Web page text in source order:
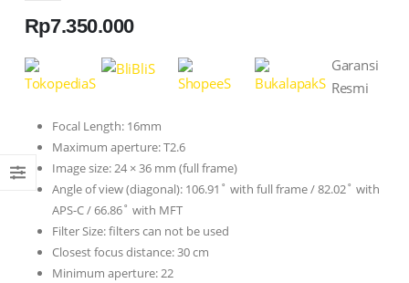
Rp7.350.000
Garansi
Resmi
Focal Length: 16mm
Maximum aperture: T2.6
Image size: 24 × 36 mm (full frame)
Angle of view (diagonal): 106.91˚ with full frame / 82.02˚ with
APS-C / 66.86˚ with MFT
Filter Size: filters can not be used
Closest focus distance: 30 cm
Minimum aperture: 22